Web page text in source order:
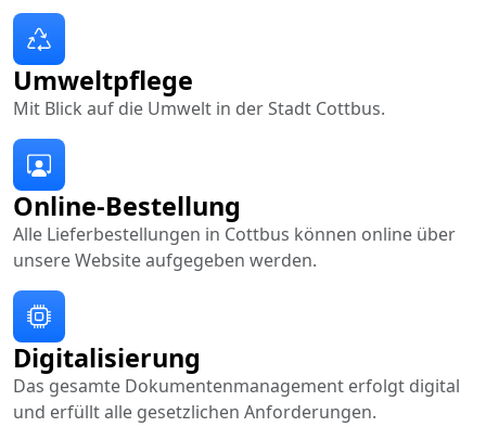
Online-Bestellung
Alle Lieferbestellungen in Cottbus können online über
unsere Website aufgegeben werden.
Digitalisierung
Das gesamte Dokumentenmanagement erfolgt digital
und erfüllt alle gesetzlichen Anforderungen.
Umweltpflege
Mit Blick auf die Umwelt in der Stadt Cottbus.